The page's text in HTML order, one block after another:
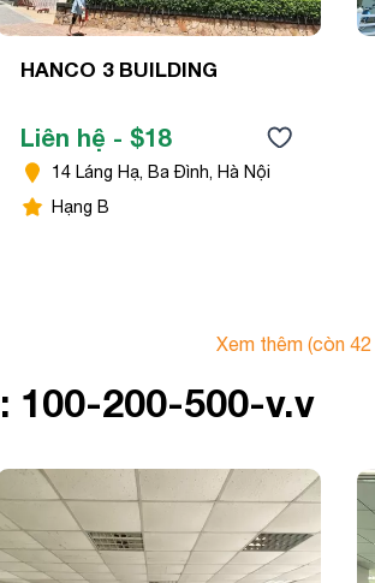
HANCO 3 BUILDING
Liên hệ - $18
14 Láng Hạ, Ba Đình, Hà Nội
Hạng B
Xem thêm (còn 42
100-200-500-v.v